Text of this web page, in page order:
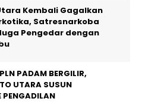
Kembali Gagalkan
Satresnarkoba
Pengedar dengan
PADAM BERGILIR,
UTARA SUSUN
PENGADILAN